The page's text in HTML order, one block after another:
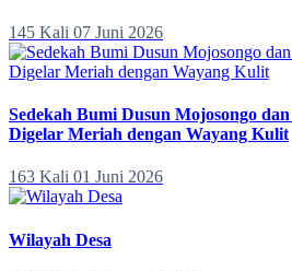
145 Kali 07 Juni 2026
Sedekah Bumi Dusun Mojosongo
Digelar Meriah dengan Wayang Kulit
163 Kali 01 Juni 2026
Wilayah Desa